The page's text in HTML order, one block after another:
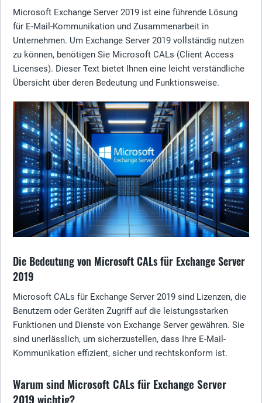
Microsoft Exchange Server 2019 ist eine führende Lösung
für E-Mail-Kommunikation und Zusammenarbeit in
Unternehmen. Um Exchange Server 2019 vollständig nutzen
zu können, benötigen Sie Microsoft CALs (Client Access
Licenses). Dieser Text bietet Ihnen eine leicht verständliche
Übersicht über deren Bedeutung und Funktionsweise.
Die Bedeutung von Microsoft CALs für Exchange Server
2019
Microsoft CALs für Exchange Server 2019 sind Lizenzen, die
Benutzern oder Geräten Zugriff auf die leistungsstarken
Funktionen und Dienste von Exchange Server gewähren. Sie
sind unerlässlich, um sicherzustellen, dass Ihre E-Mail-
Kommunikation effizient, sicher und rechtskonform ist.
Warum sind Microsoft CALs für Exchange Server
2019 wichtig?